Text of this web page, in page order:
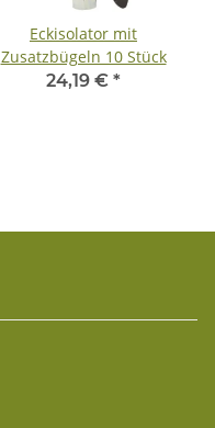
Eckisolator mit
Zusatzbügeln 10 Stück
24,19 € *